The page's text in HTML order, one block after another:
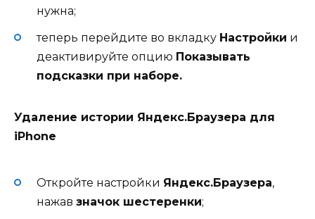
нужна;
теперь перейдите во вкладку Настройки и
деактивируйте опцию Показывать
подсказки при наборе.
Удаление истории Яндекс.Браузера для
iPhone
Откройте настройки Яндекс.Браузера,
нажав значок шестеренки;